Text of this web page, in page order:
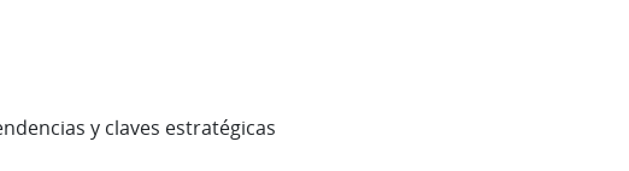
y claves estratégicas